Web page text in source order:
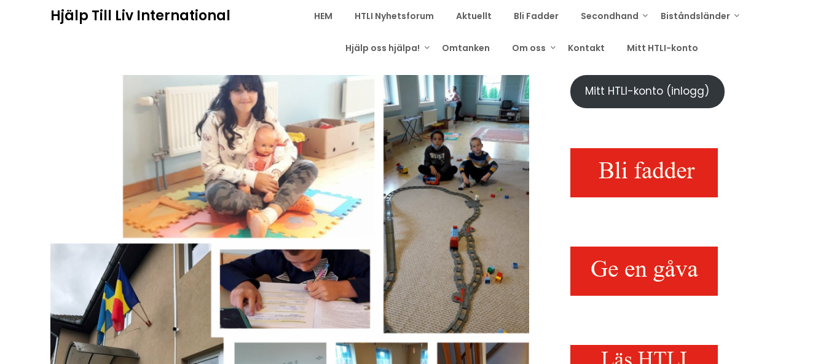
Hjälp Till Liv International HEM HTLI Nyhetsforum Aktuellt Bli Fadder Secondhand Biståndsländer
Hjälp oss hjälpa! Omtanken Om oss Kontakt Mitt HTLI-konto
Mitt HTLI-konto (inlogg)